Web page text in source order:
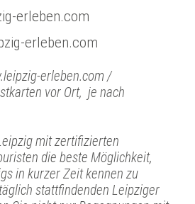
erleben.com
erleben.com
erleben.com /
vor Ort, je nach
mit zertifizierten
die beste Möglichkeit,
in kurzer Zeit kennen zu
stattfindenden Leipziger